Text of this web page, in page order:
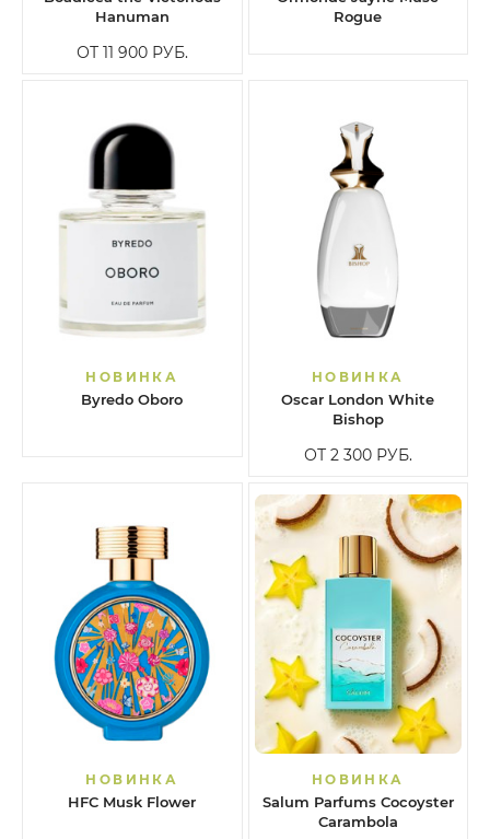
Hanuman
ОТ 11 900 РУБ.
Rogue
НОВИНКА
Byredo Oboro
НОВИНКА
Oscar London White
Bishop
ОТ 2 300 РУБ.
НОВИНКА
HFC Musk Flower
НОВИНКА
Salum Parfums Cocoyster
Carambola